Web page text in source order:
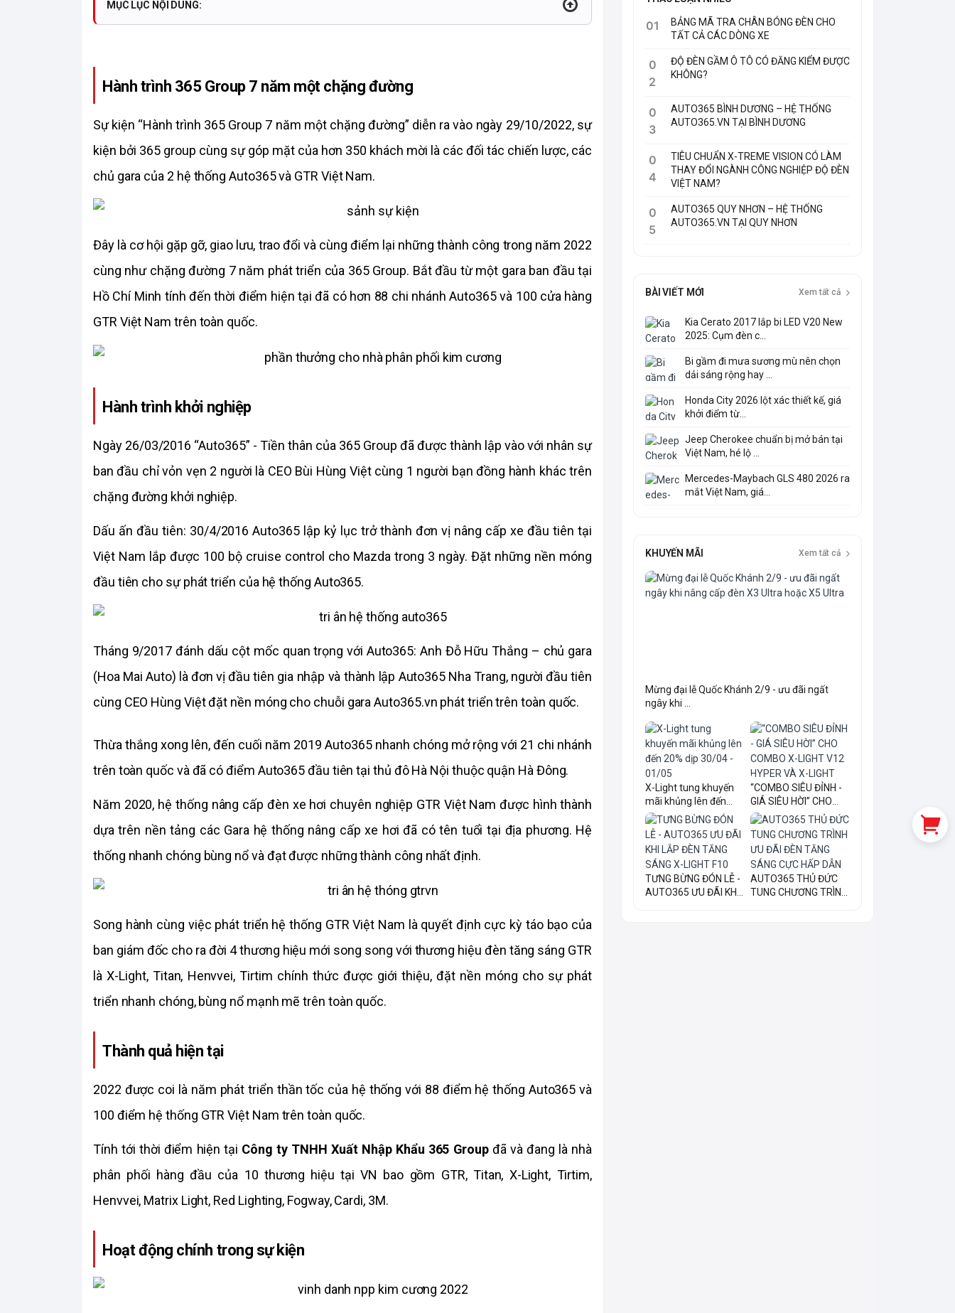
MỤC LỤC NỘI DUNG:
Hành trình 365 Group 7 năm một chặng đường
Sự kiện “Hành trình 365 Group 7 năm một chặng đường” diễn ra vào ngày 29/10/2022, sự
kiện bởi 365 group cùng sự góp mặt của hơn 350 khách mời là các đối tác chiến lược, các
chủ gara của 2 hệ thống Auto365 và GTR Việt Nam.
Đây là cơ hội gặp gỡ, giao lưu, trao đổi và cùng điểm lại những thành công trong năm 2022
cùng như chặng đường 7 năm phát triển của 365 Group. Bắt đầu từ một gara ban đầu tại
Hồ Chí Minh tính đến thời điểm hiện tại đã có hơn 88 chi nhánh Auto365 và 100 cửa hàng
GTR Việt Nam trên toàn quốc.
Hành trình khởi nghiệp
Ngày 26/03/2016 “Auto365” - Tiền thân của 365 Group đã được thành lập vào với nhân sự
ban đầu chỉ vỏn vẹn 2 người là CEO Bùi Hùng Việt cùng 1 người bạn đồng hành khác trên
chặng đường khởi nghiệp.
Dấu ấn đầu tiên: 30/4/2016 Auto365 lập kỷ lục trở thành đơn vị nâng cấp xe đầu tiên tại
Việt Nam lắp được 100 bộ cruise control cho Mazda trong 3 ngày. Đặt những nền móng
đầu tiên cho sự phát triển của hệ thống Auto365.
Tháng 9/2017 đánh dấu cột mốc quan trọng với Auto365: Anh Đỗ Hữu Thắng – chủ gara
(Hoa Mai Auto) là đơn vị đầu tiên gia nhập và thành lập Auto365 Nha Trang, người đầu tiên
cùng CEO Hùng Việt đặt nền móng cho chuỗi gara Auto365.vn phát triển trên toàn quốc.
Thừa thắng xong lên, đến cuối năm 2019 Auto365 nhanh chóng mở rộng với 21 chi nhánh
trên toàn quốc và đã có điểm Auto365 đầu tiên tại thủ đô Hà Nội thuộc quận Hà Đông.
Năm 2020, hệ thống nâng cấp đèn xe hơi chuyên nghiệp GTR Việt Nam được hình thành
dựa trên nền tảng các Gara hệ thống nâng cấp xe hơi đã có tên tuổi tại địa phương. Hệ
thống nhanh chóng bùng nổ và đạt được những thành công nhất định.
So­­­ng hành cùng việc phát triển hệ thống GTR Việt Nam là quyết định cực kỳ táo bạo của
ban giám đốc cho ra đời 4 thương hiệu mới song song với thương hiệu đèn tăng sáng GTR
là X-Light, Titan, Henvvei, Tirtim chính thức được giới thiệu, đặt nền móng cho sự phát
triển nhanh chóng, bùng nổ mạnh mẽ trên toàn quốc.
Thành quả hiện tại
2022 được coi là năm phát triển thần tốc của hệ thống với 88 điểm hệ thống Auto365 và
100 điểm hệ thống GTR Việt Nam trên toàn quốc.
Tính tới thời điểm hiện tại Công ty TNHH Xuất Nhập Khẩu 365 Group đã và đang là nhà
phân phối hàng đầu của 10 thương hiệu tại VN bao gồm GTR, Titan, X-Light, Tirtim,
Henvvei, Matrix Light, Red Lighting, Fogway, Cardi, 3M.
Hoạt động chính trong sự kiện
01
BẢNG MÃ TRA CHÂN BÓNG ĐÈN CHO
TẤT CẢ CÁC DÒNG XE
0
2
ĐỘ ĐÈN GẦM Ô TÔ CÓ ĐĂNG KIỂM ĐƯỢC
KHÔNG?
0
3
AUTO365 BÌNH DƯƠNG – HỆ THỐNG
AUTO365.VN TẠI BÌNH DƯƠNG
0
4
TIÊU CHUẨN X-TREME VISION CÓ LÀM
THAY ĐỔI NGÀNH CÔNG NGHIỆP ĐỘ ĐÈN
VIỆT NAM?
0
5
AUTO365 QUY NHƠN – HỆ THỐNG
AUTO365.VN TẠI QUY NHƠN
BÀI VIẾT MỚI Xem tất cả
Kia Cerato 2017 lắp bi LED V20 New
2025: Cụm đèn c...
Bi gầm đi mưa sương mù nên chọn
dải sáng rộng hay ...
Honda City 2026 lột xác thiết kế, giá
khởi điểm từ...
Jeep Cherokee chuẩn bị mở bán tại
Việt Nam, hé lộ ...
Mercedes-Maybach GLS 480 2026 ra
mắt Việt Nam, giá...
KHUYẾN MÃI Xem tất cả
Mừng đại lễ Quốc Khánh 2/9 - ưu đãi ngất
ngây khi ...
X-Light tung khuyến
mãi khủng lên đến
20...
“COMBO SIÊU ĐỈNH -
GIÁ SIÊU HỜI” CHO
COM...
TƯNG BỪNG ĐÓN LỄ -
AUTO365 ƯU ĐÃI KHI
AUTO365 THỦ ĐỨC
TUNG CHƯƠNG TRÌNH